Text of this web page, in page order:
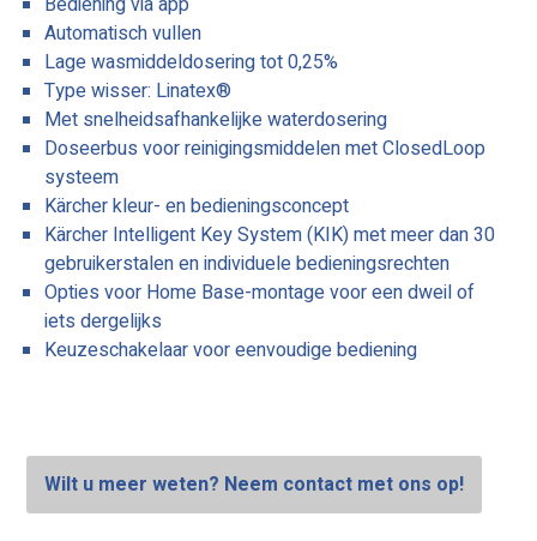
Automatisch vullen
Lage wasmiddeldosering tot 0,25%
Type wisser: Linatex®
Met snelheidsafhankelijke waterdosering
Doseerbus voor reinigingsmiddelen met ClosedLoop
systeem
Kärcher kleur- en bedieningsconcept
Kärcher Intelligent Key System (KIK) met meer dan 30
gebruikerstalen en individuele bedieningsrechten
Opties voor Home Base-montage voor een dweil of
iets dergelijks
Keuzeschakelaar voor eenvoudige bediening
Wilt u meer weten? Neem contact met ons op!